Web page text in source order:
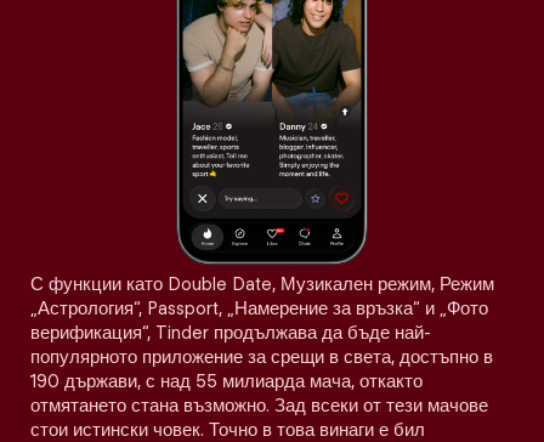
С функции като Double Date, Музикален режим, Режим
„Астрология“, Passport, „Намерение за връзка“ и „Фото
верификация“, Tinder продължава да бъде най-
популярното приложение за срещи в света, достъпно в
190 държави, с над 55 милиарда мача, откакто
отмятането стана възможно. Зад всеки от тези мачове
стои истински човек. Точно в това винаги е бил